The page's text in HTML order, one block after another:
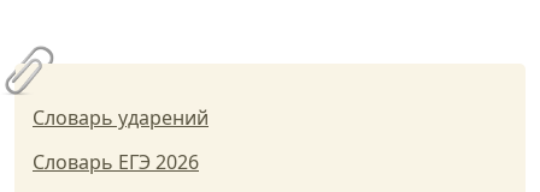
Словарь ударений
Словарь ЕГЭ 2026